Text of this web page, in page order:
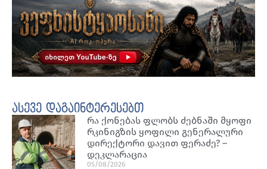
ასევე დაგაინტერესებთ
რა ქონებას ფლობს ძებნაში მყოფი
რკინიგზის ყოფილი გენერალური
დირექტორი დავით ფერაძე? –
დეკლარაცია
05/08/2026